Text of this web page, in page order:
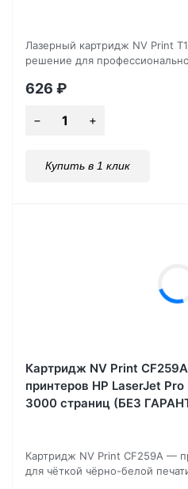
Лазерный картридж NV Print
решение для
626 ₽
Купить в 1 клик
Картридж NV Print
принтеров HP LaserJet
3000 страниц (БЕЗ
Картридж NV Print CF259A —
для чёткой чёрно-белой